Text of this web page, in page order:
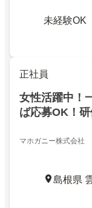
未経験OK
正社員
女性活躍中！
ば応募OK！
マホガニー株式会社
島根県